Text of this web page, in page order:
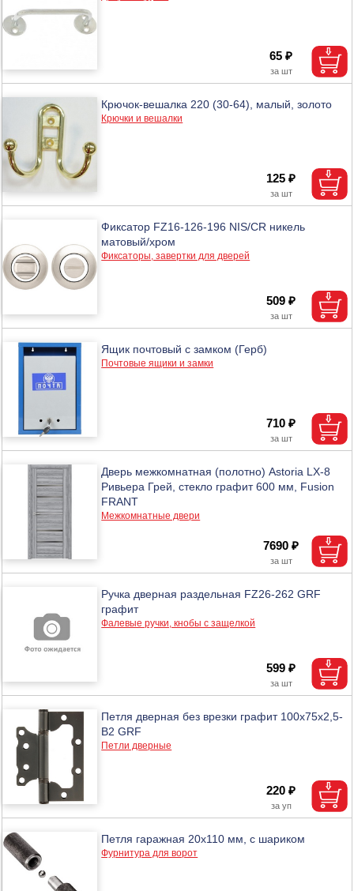
65 ₽
Крючок-вешалка 220 (30-64), малый, золото
Крючки и вешалки
125 ₽
Фиксатор FZ16-126-196 NIS/CR никель
матовый/хром
Фиксаторы, завертки для дверей
509 ₽
Ящик почтовый с замком (Герб)
Почтовые ящики и замки
710 ₽
Дверь межкомнатная (полотно) Astoria LX-8
Ривьера Грей, стекло графит 600 мм, Fusion
FRANT
Межкомнатные двери
7690 ₽
Ручка дверная раздельная FZ26-262 GRF
графит
Фалевые ручки, кнобы с защелкой
599 ₽
Петля дверная без врезки графит 100х75х2,5-
B2 GRF
Петли дверные
220 ₽
Петля гаражная 20х110 мм, с шариком
Фурнитура для ворот